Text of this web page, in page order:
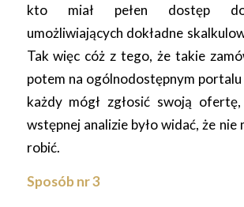
kto miał pełen dostęp
umożliwiających dokładne
Tak więc cóż z tego, że takie
potem na ogólnodostępnym
każdy mógł zgłosić swoją
wstępnej analizie było widać, że nie
robić.
Sposób nr 3